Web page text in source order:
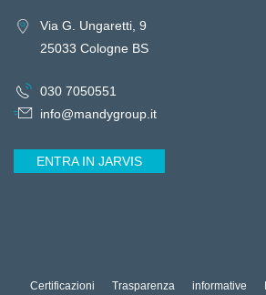
Via G. Ungaretti, 9
25033 Cologne BS
030 7050551
info@mandygroup.it
ENTRA IN JARVIS
Certificazioni Trasparenza informative